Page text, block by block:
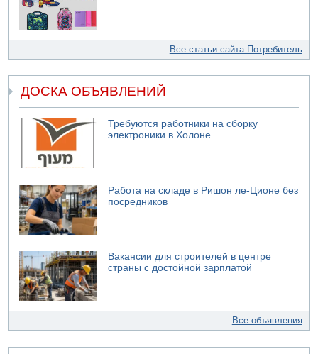
Все статьи сайта Потребитель
ДОСКА ОБЪЯВЛЕНИЙ
Требуются работники на сборку
электроники в Холоне
Работа на складе в Ришон ле-Ционе без
посредников
Вакансии для строителей в центре
страны с достойной зарплатой
Все объявления